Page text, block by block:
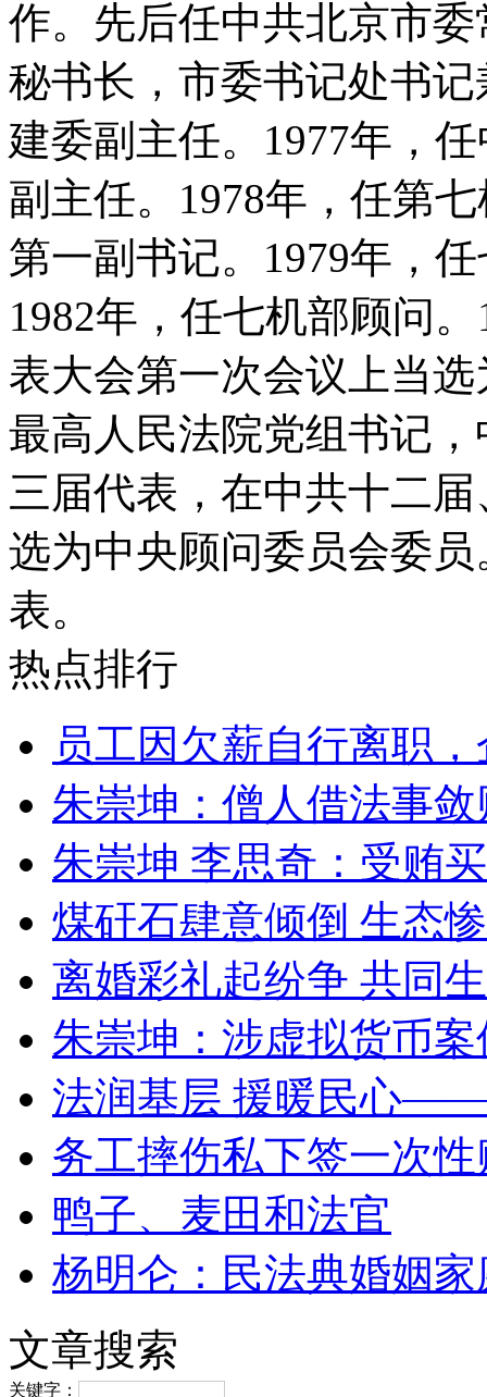
作。先后任中共北京市
秘书长，市委书记处书
建委副主任。1977年，
副主任。1978年，任第
第一副书记。1979年，
1982年，任七机部顾问
表大会第一次会议上当
最高人民法院党组书记
三届代表，在中共十二
选为中央顾问委员会委
表。
热点排行
员工因欠薪自行离职
朱崇坤：僧人借法事
朱崇坤 李思奇：受贿
煤矸石肆意倾倒 生态
离婚彩礼起纷争 共同
朱崇坤：涉虚拟货币
法润基层 援暖民心
务工摔伤私下签一次
鸭子、麦田和法官
杨明仑：民法典婚姻
文章搜索
关键字：